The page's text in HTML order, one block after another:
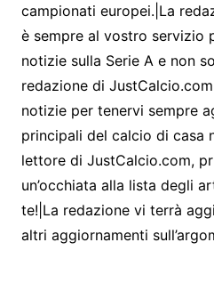
campionati europei.|La
è sempre al vostro servizio
notizie sulla Serie A e non
redazione di
notizie per tenervi sempre
principali del calcio di casa
lettore di JustCalcio.com,
un’occhiata alla lista degli
te!|La redazione vi terrà
altri aggiornamenti